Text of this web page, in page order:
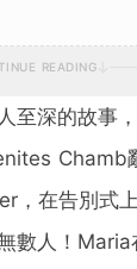
READING
至深的故事
Chamb
，在告別式
數人！Maria